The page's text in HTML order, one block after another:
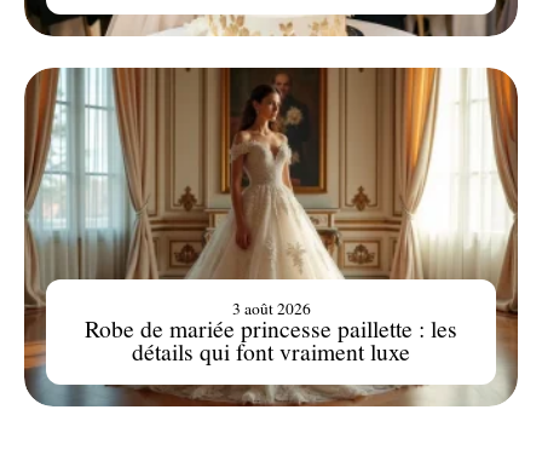
Robe de mariée princesse paillette : les
détails qui font vraiment luxe
3 août 2026